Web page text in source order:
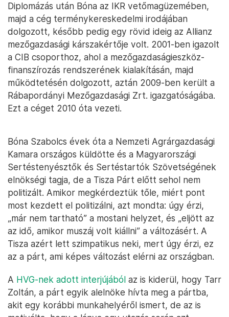
Diplomázás után Bóna az IKR vetőmagüzemében,
majd a cég terménykereskedelmi irodájában
dolgozott, később pedig egy rövid ideig az Allianz
mezőgazdasági kárszakértője volt. 2001-ben igazolt
a CIB csoporthoz, ahol a mezőgazdaságieszköz-
finanszírozás rendszerének kialakításán, majd
működtetésén dolgozott, aztán 2009-ben került a
Rábapordányi Mezőgazdasági Zrt. igazgatóságába.
Ezt a céget 2010 óta vezeti.
Bóna Szabolcs évek óta a Nemzeti Agrárgazdasági
Kamara országos küldötte és a Magyarországi
Sertéstenyésztők és Sertéstartók Szövetségének
elnökségi tagja, de a Tisza Párt előtt sehol nem
politizált. Amikor megkérdeztük tőle, miért pont
most kezdett el politizálni, azt mondta: úgy érzi,
„már nem tartható” a mostani helyzet, és „eljött az
az idő, amikor muszáj volt kiállni” a változásért. A
Tisza azért lett szimpatikus neki, mert úgy érzi, ez
az a párt, ami képes változást elérni az országban.
A HVG-nek adott interjújából az is kiderül, hogy Tarr
Zoltán, a párt egyik alelnöke hívta meg a pártba,
akit egy korábbi munkahelyéről ismert, de az is